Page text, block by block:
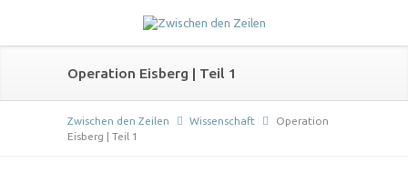
Operation Eisberg | Teil 1
Zwischen den Zeilen Wissenschaft
Operation
Eisberg | Teil 1